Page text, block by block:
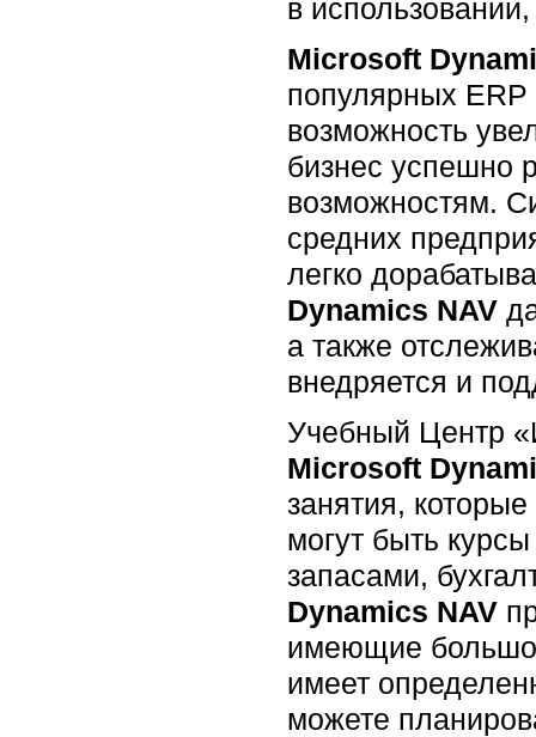
в
Microsoft
популярных ERP
возможность
бизнес успешно
возможностям.
средних
легко
Dynamics NAV
а также
внедряется и
Учебный Центр
Microsoft
занятия,
могут быть
запасами,
Dynamics NAV
имеющие
имеет
можете